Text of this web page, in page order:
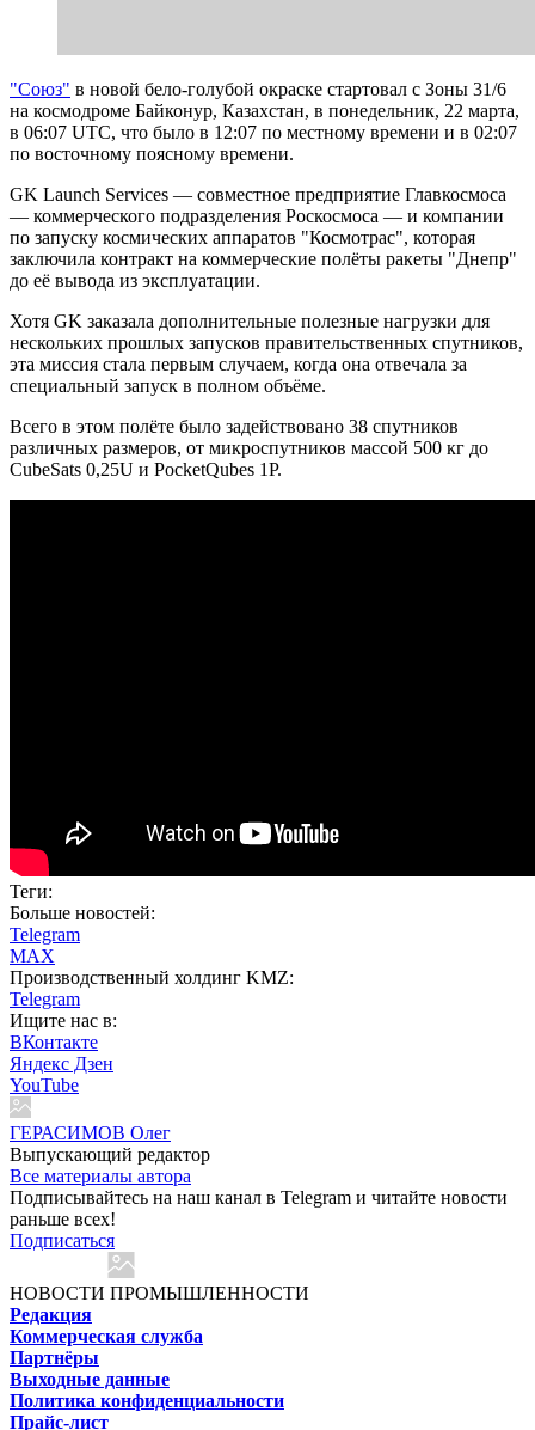
"Союз" в новой бело-голубой окраске стартовал с Зоны 31/6
на космодроме Байконур, Казахстан, в понедельник, 22 марта,
в 06:07 UTC, что было в 12:07 по местному времени и в 02:07
по восточному поясному времени.
GK Launch Services — совместное предприятие Главкосмоса
— коммерческого подразделения Роскосмоса — и компании
по запуску космических аппаратов "Космотрас", которая
заключила контракт на коммерческие полёты ракеты "Днепр"
до её вывода из эксплуатации.
Хотя GK заказала дополнительные полезные нагрузки для
нескольких прошлых запусков правительственных спутников,
эта миссия стала первым случаем, когда она отвечала за
специальный запуск в полном объёме.
Всего в этом полёте было задействовано 38 спутников
различных размеров, от микроспутников массой 500 кг до
CubeSats 0,25U и PocketQubes 1P.
Теги:
Больше новостей:
Telegram
MAX
Производственный холдинг KMZ:
Telegram
Ищите нас в:
ВКонтакте
Яндекс Дзен
YouTube
ГЕРАСИМОВ Олег
Выпускающий редактор
Все материалы автора
Подписывайтесь на наш канал в Telegram и читайте новости
раньше всех!
Подписаться
НОВОСТИ ПРОМЫШЛЕННОСТИ
Редакция
Коммерческая служба
Партнёры
Выходные данные
Политика конфиденциальности
Прайс-лист